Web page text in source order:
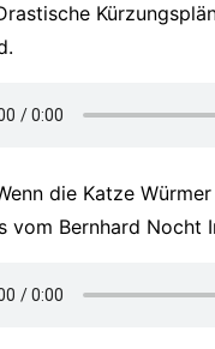
die Katze
vom Bernhard Nocht